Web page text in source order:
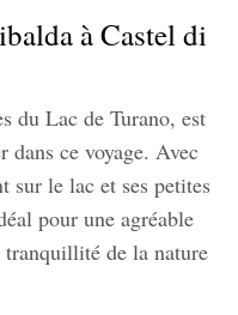
à Castel di
du Lac de Turano, est
dans ce voyage. Avec
sur le lac et ses petites
pour une agréable
de la nature